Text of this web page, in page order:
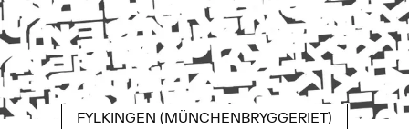
FYLKINGEN (MÜNCHENBRYGGERIET)